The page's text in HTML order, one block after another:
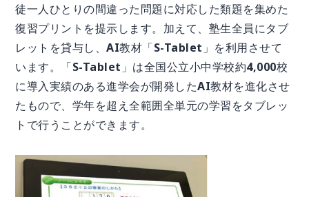
徒一人ひとりの間違った問題に対応した類題を集めた
復習プリントを提示します。加えて、塾生全員にタブ
レットを貸与し、AI教材「S-Tablet」を利用させて
います。「S-Tablet」は全国公立小中学校約4,000校
に導入実績のある進学会が開発したAI教材を進化させ
たもので、学年を超え全範囲全単元の学習をタブレッ
トで行うことができます。